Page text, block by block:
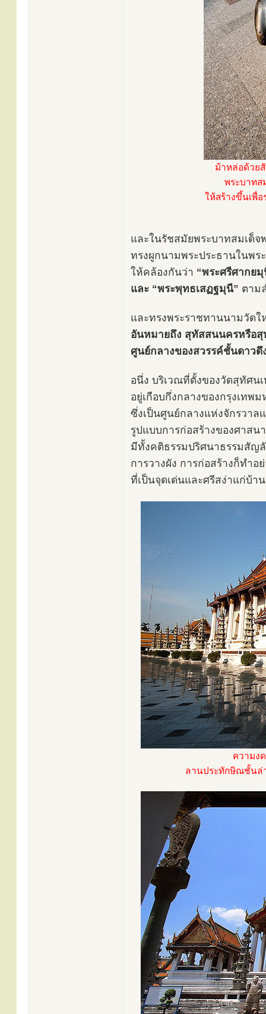
ม้าหล่อด้วย
พระบาทส
ให้สร้างขึ้นเพื่
และในรัชสมัยพระบาทสมเด็จ
ทรงผูกนามพระประธานในพร
ให้คล้องกันว่า “พระศรีศากย
และ “พระพุทธเสฏฐมุนี” ตาม
และทรงพระราชทานนามวัด
อันหมายถึง สุทัสสนนครหรือสุ
ศูนย์กลางของสวรรค์ชั้นดาว
อนึ่ง บริเวณที่ตั้งของวัดสุทัศน
อยู่เกือบกึ่งกลางของกรุงเทพ
ซึ่งเป็นศูนย์กลางแห่งจักรวาล
รูปแบบการก่อสร้างของศาส
มีทั้งคติธรรมปริศนาธรรมสั
การวางผัง การก่อสร้างก็ทำอ
ที่เป็นจุดเด่นและศรีสง่าแก่บ้า
ความง
ลานประทักษิณชั้นล่า